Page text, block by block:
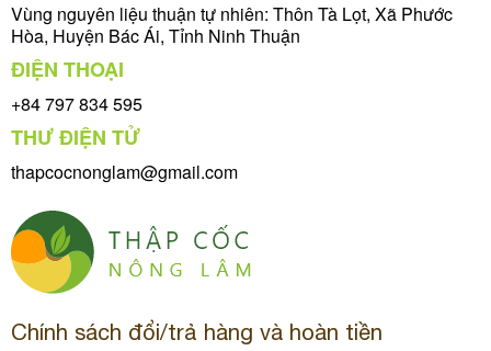
Vùng nguyên liệu thuận tự nhiên: Thôn Tà Lọt, Xã Phước
Hòa, Huyện Bác Ái, Tỉnh Ninh Thuận
ĐIỆN THOẠI
+84 797 834 595
THƯ ĐIỆN TỬ
thapcocnonglam@gmail.com
Chính sách đổi/trả hàng và hoàn tiền